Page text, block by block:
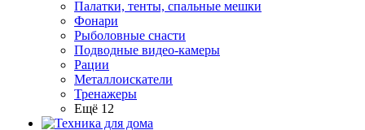
Палатки, тенты, спальные мешки
Фонари
Рыболовные снасти
Подводные видео-камеры
Рации
Металлоискатели
Тренажеры
Ещё 12